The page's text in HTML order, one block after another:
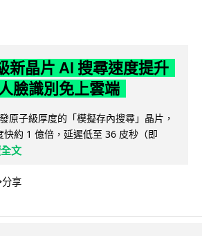
新晶片 AI 搜尋速度提升
臉識別免上雲端
原子級厚度的「模擬存內搜尋」晶片，
快約 1 億倍，延遲低至 36 皮秒（即
文
分享